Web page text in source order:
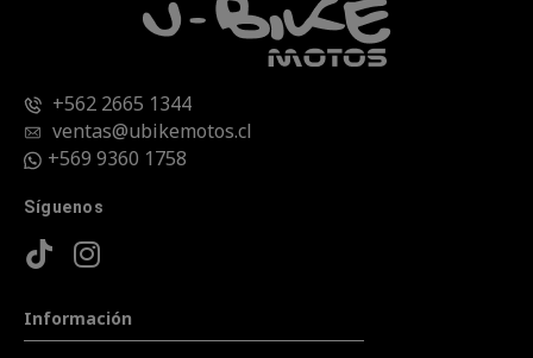
+562 2665 1344
ventas@ubikemotos.cl
+569 9360 1758
Síguenos
Información